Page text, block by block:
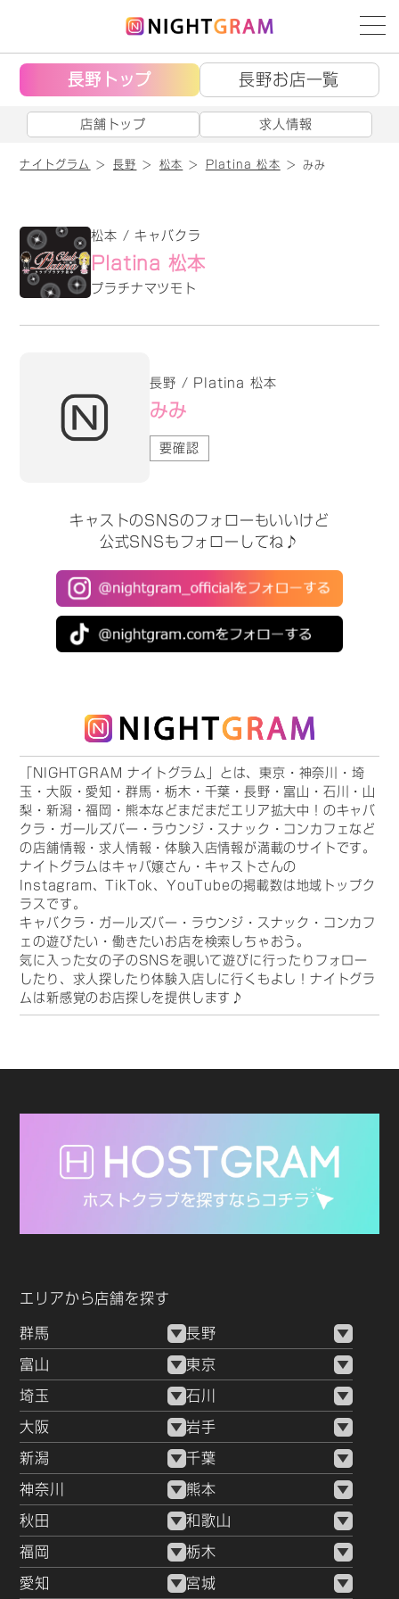
長野トップ 長野お店一覧
店舗トップ 求人情報
ナイトグラム 長野 松本 Platina 松本 みみ
松本 / キャバクラ
Platina 松本
プラチナマツモト
長野 / Platina 松本
みみ
要確認
キャストのSNSのフォローもいいけど
公式SNSもフォローしてね♪
「NIGHTGRAM ナイトグラム」とは、東京・神奈川・埼
玉・大阪・愛知・群馬・栃木・千葉・長野・富山・石川・山
梨・新潟・福岡・熊本などまだまだエリア拡大中！のキャバ
クラ・ガールズバー・ラウンジ・スナック・コンカフェなど
の店舗情報・求人情報・体験入店情報が満載のサイトです。
ナイトグラムはキャバ嬢さん・キャストさんの
Instagram、TikTok、YouTubeの掲載数は地域トップク
ラスです。
キャバクラ・ガールズバー・ラウンジ・スナック・コンカフ
ェの遊びたい・働きたいお店を検索しちゃおう。
気に入った女の子のSNSを覗いて遊びに行ったりフォロー
したり、求人探したり体験入店しに行くもよし！ナイトグラ
ムは新感覚のお店探しを提供します♪
エリアから店舗を探す
群馬 長野
富山 東京
埼玉 石川
大阪 岩手
新潟 千葉
神奈川 熊本
秋田 和歌山
福岡 栃木
愛知 宮城